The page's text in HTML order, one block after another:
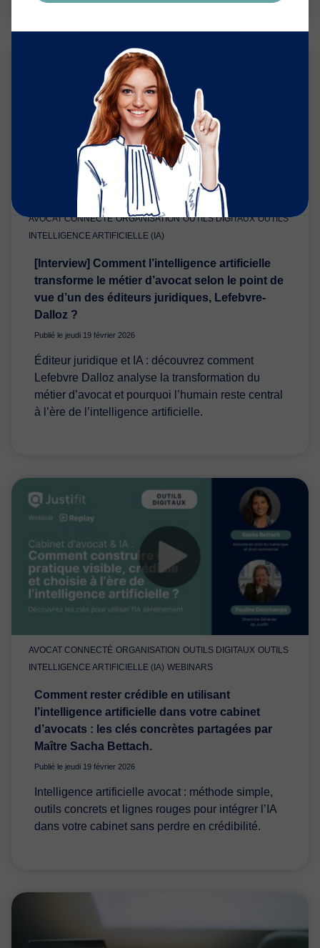
AVOCAT CONNECTÉ ORGANISATION OUTILS DIGITAUX OUTILS
INTELLIGENCE ARTIFICIELLE (IA)
[Interview] Comment l’intelligence artificielle
transforme le métier d’avocat selon le point de
vue d’un des éditeurs juridiques, Lefebvre-
Dalloz ?
Publié le jeudi 19 février 2026
Éditeur juridique et IA : découvrez comment
Lefebvre Dalloz analyse la transformation du
métier d’avocat et pourquoi l’humain reste central
à l’ère de l’intelligence artificielle.
AVOCAT CONNECTÉ ORGANISATION OUTILS DIGITAUX OUTILS
INTELLIGENCE ARTIFICIELLE (IA) WEBINARS
Comment rester crédible en utilisant
l’intelligence artificielle dans votre cabinet
d’avocats : les clés concrètes partagées par
Maître Sacha Bettach.
Publié le jeudi 19 février 2026
Intelligence artificielle avocat : méthode simple,
outils concrets et lignes rouges pour intégrer l’IA
dans votre cabinet sans perdre en crédibilité.